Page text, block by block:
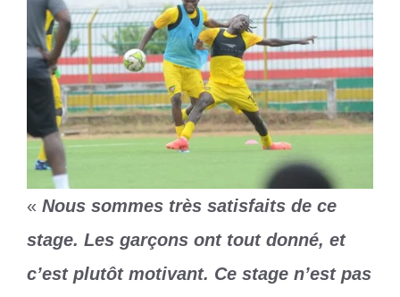
« Nous sommes très satisfaits de ce
stage. Les garçons ont tout donné, et
c’est plutôt motivant. Ce stage n’est pas